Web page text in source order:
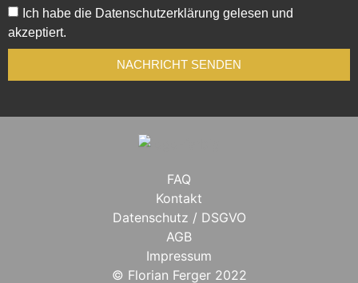
Ich habe die Datenschutzerklärung gelesen und
akzeptiert.
NACHRICHT SENDEN
FAQ
Kontakt
Datenschutz / DSGVO
AGB
Impressum
© Florian Ferger 2022